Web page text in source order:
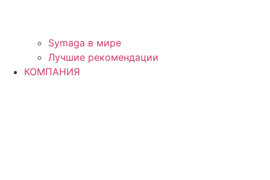
Symaga в мире
Лучшие рекомендации
КОМПАНИЯ